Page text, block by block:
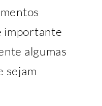
importante
algumas
sejam